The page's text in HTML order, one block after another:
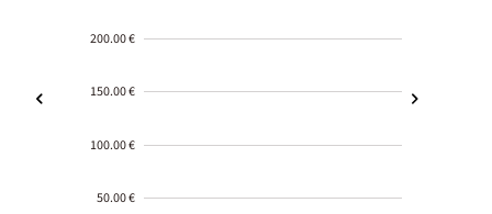
200.00 €
150.00 €
100.00 €
50.00 €